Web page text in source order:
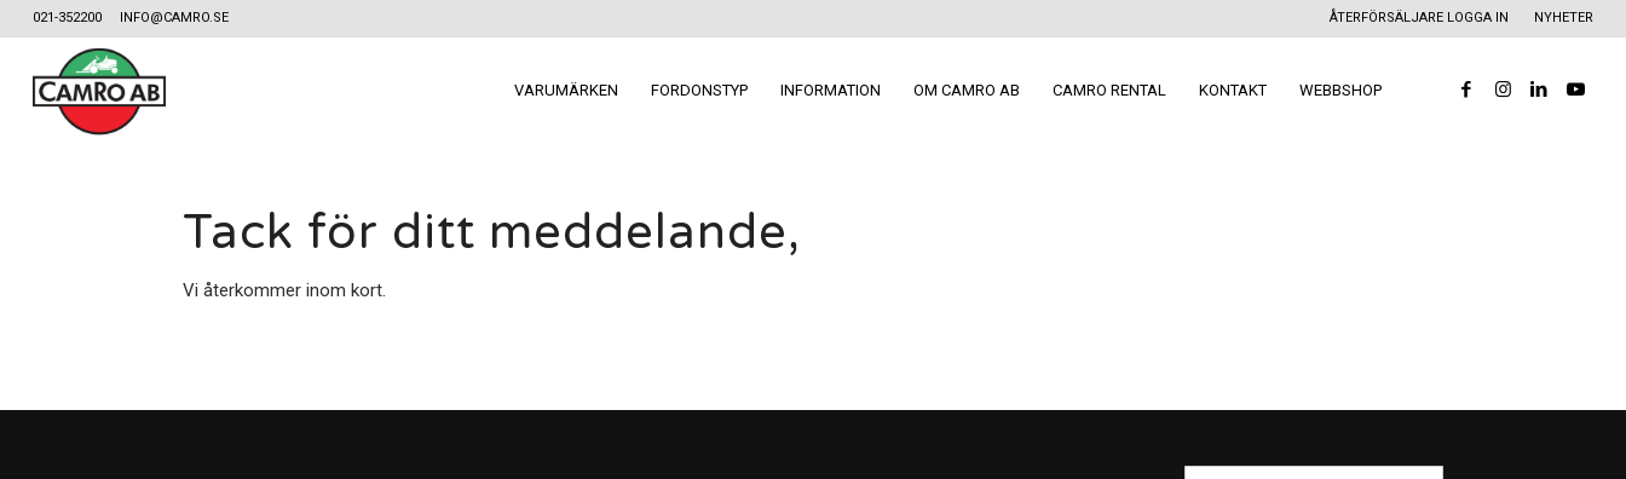
ÅTERFÖRSÄLJARE LOGGA IN NYHETER
021-352200 INFO@CAMRO.SE
VARUMÄRKEN FORDONSTYP INFORMATION OM CAMRO AB CAMRO RENTAL KONTAKT WEBBSHOP
Tack för ditt meddelande,
Vi återkommer inom kort.